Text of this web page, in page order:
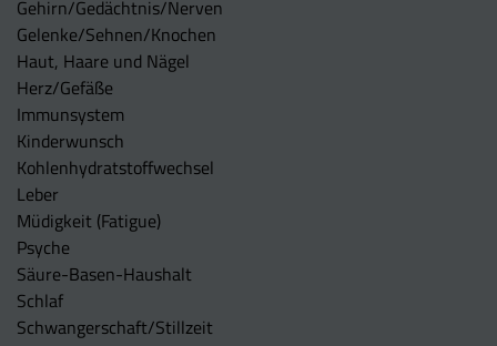
Gehirn/Gedächtnis/Nerven
Gelenke/Sehnen/Knochen
Haut, Haare und Nägel
Herz/Gefäße
Immunsystem
Kinderwunsch
Kohlenhydratstoffwechsel
Leber
Müdigkeit (Fatigue)
Psyche
Säure-Basen-Haushalt
Schlaf
Schwangerschaft/Stillzeit